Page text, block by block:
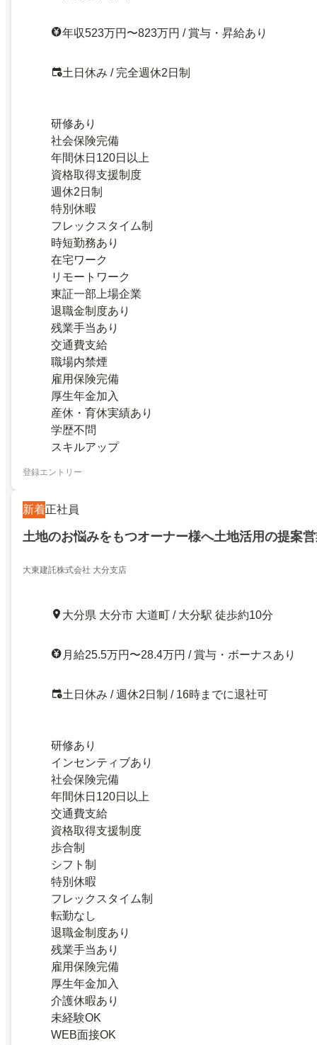
年収523万円〜823万円 / 賞与・昇給あり
土日休み / 完全週休2日制
研修あり
社会保険完備
年間休日120日以上
資格取得支援制度
週休2日制
特別休暇
フレックスタイム制
時短勤務あり
在宅ワーク
リモートワーク
東証一部上場企業
退職金制度あり
残業手当あり
交通費支給
職場内禁煙
雇用保険完備
厚生年金加入
産休・育休実績あり
学歴不問
スキルアップ
登録エントリー
新着正社員
土地のお悩みをもつオーナー様へ土地活用の提案
大東建託株式会社 大分支店
大分県 大分市 大道町 / 大分駅 徒歩約10分
月給25.5万円〜28.4万円 / 賞与・ボーナスあり
土日休み / 週休2日制 / 16時までに退社可
研修あり
インセンティブあり
社会保険完備
年間休日120日以上
交通費支給
資格取得支援制度
歩合制
シフト制
特別休暇
フレックスタイム制
転勤なし
退職金制度あり
残業手当あり
雇用保険完備
厚生年金加入
介護休暇あり
未経験OK
WEB面接OK